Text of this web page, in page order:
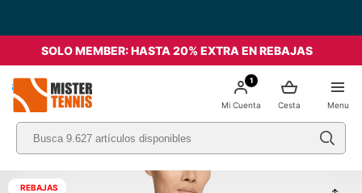
SOLO MEMBER: HASTA 20% EXTRA EN REBAJAS
Menu
Cesta
1
Mi Cuenta
REBAJAS